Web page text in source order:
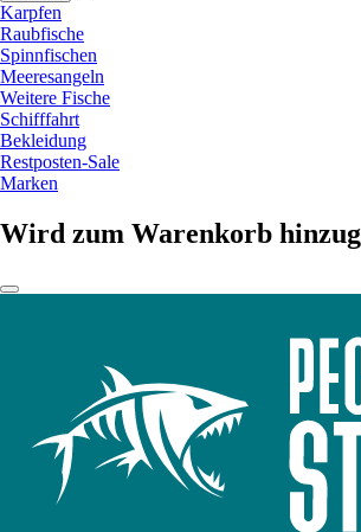
Karpfen
Raubfische
Spinnfischen
Meeresangeln
Weitere Fische
Schifffahrt
Bekleidung
Restposten-Sale
Marken
Wird zum Warenkorb